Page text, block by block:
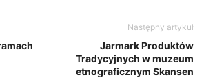
Następny artykuł
Jarmark Produktów
Tradycyjnych w muzeum
etnograficznym Skansen